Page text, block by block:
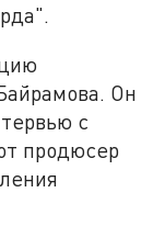
Он
с
продюсер